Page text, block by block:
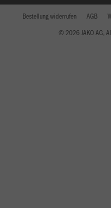
© 2026 JAKO AG,
Bestellung widerrufen AGB